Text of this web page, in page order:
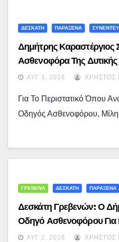
ΔΕΣΚΑΤΗ ΠΑΡΑΞΕΝΑ
Δημήτρης
Ασθενοφόρα Της
Ήρθαν Στη Δεσκάτη Και
ΑΥΓ 3, 2016 ΧΡΉΣΤΟΣ
Για Το Περιστατικό Όπου
Οδηγός Ασθενοφόρου,
ΓΡΕΒΕΝΑ ΔΕΣΚΑΤΗ ΠΑΡΑΞΕΝΑ
Δεσκάτη Γρεβενών: Ο
Οδηγό Ασθενοφόρου Για
ΑΥΓ 2, 2016 ΧΡΉΣΤΟΣ